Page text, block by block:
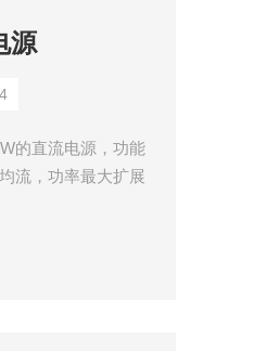
源
的直流电源，功能
流，功率最大扩展